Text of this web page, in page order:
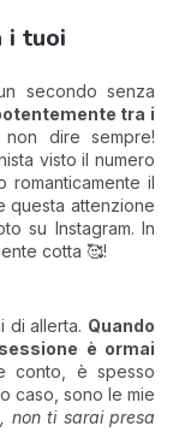
i tuoi
secondo senza
tra i
non dire sempre!
visto il numero
il
questa attenzione
su Instagram. In
cotta 🥰!
di allerta. Quando
è ormai
conto, è spesso
caso, sono le mie
non ti sarai presa